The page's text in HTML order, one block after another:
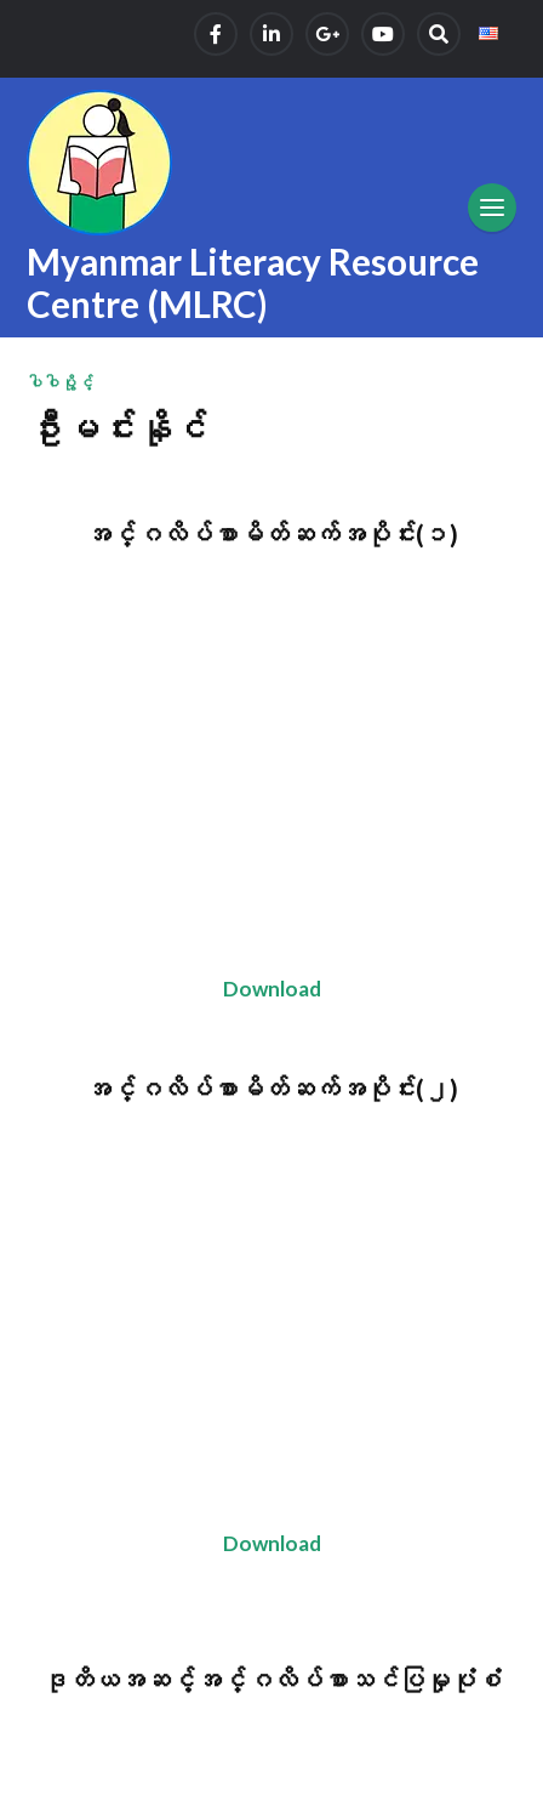
Myanmar Literacy Resource
Centre (MLRC)
ပါဝါပွိုင့်
ဦးမင်းနိုင်
အင်္ဂလိပ်စာမိတ်ဆက်အပိုင်း(၁)
Download
အင်္ဂလိပ်စာမိတ်ဆက်အပိုင်း(၂)
Download
ဒုတိယအဆင့်အင်္ဂလိပ်စာသင်ပြမှုပုံစံ